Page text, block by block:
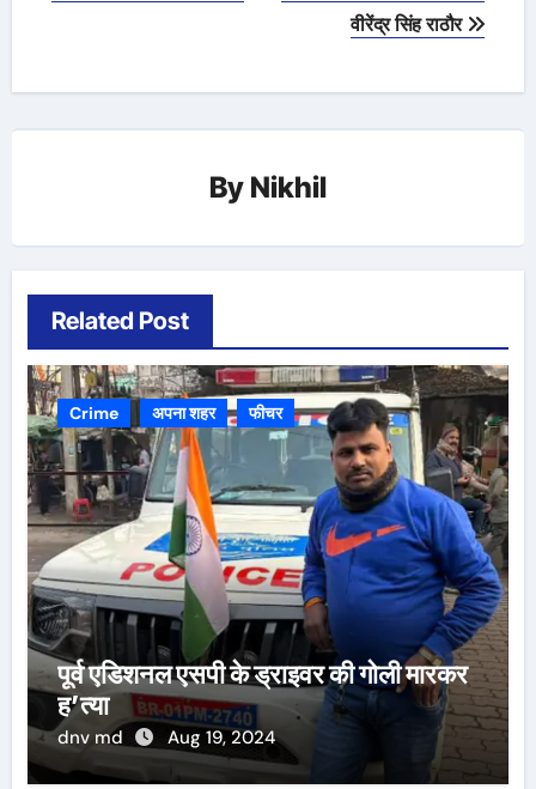
वीरेंद्र सिंह राठौर
By Nikhil
Related Post
Crime अपना शहर फीचर
पूर्व एडिशनल एसपी के ड्राइवर की गोली मारकर
ह’त्या
dnv md Aug 19, 2024